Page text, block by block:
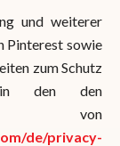
und weiterer
Pinterest sowie
zum Schutz
in den den
von
de/privacy-